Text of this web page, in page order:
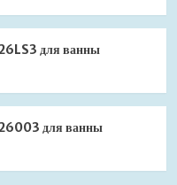
для ванны
для ванны